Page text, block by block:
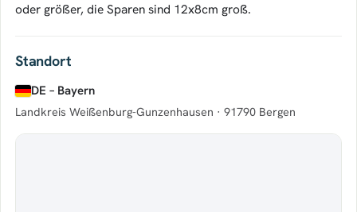
oder größer, die Sparen sind 12x8cm groß.
Standort
DE – Bayern
Landkreis Weißenburg-Gunzenhausen · 91790 Bergen